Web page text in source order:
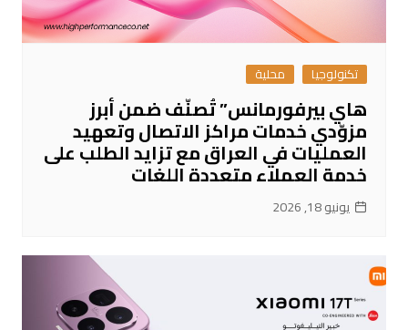
تكنولوجيا محلية
هاي بيرفورمانس” تُصنّف ضمن أبرز
مزوّدي خدمات مراكز الاتصال وتعهيد
العمليات في العراق مع تزايد الطلب على
خدمة العملاء متعددة اللغات
يونيو 18, 2026